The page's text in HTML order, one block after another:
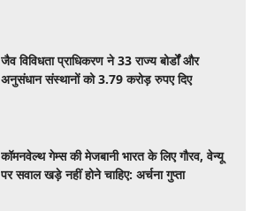
जैव विविधता प्राधिकरण ने 33 राज्य बोर्डों और
अनुसंधान संस्थानों को 3.79 करोड़ रुपए दिए
कॉमनवेल्थ गेम्स की मेजबानी भारत के लिए गौरव, वेन्यू
पर सवाल खड़े नहीं होने चाहिए: अर्चना गुप्ता